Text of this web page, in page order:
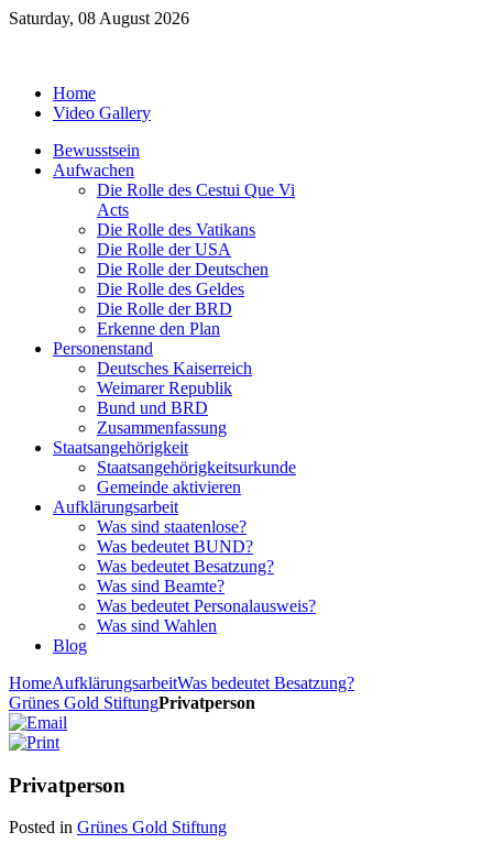
Saturday, 08 August 2026
Home
Video Gallery
Bewusstsein
Aufwachen
Die Rolle des Cestui Que Vi
Acts
Die Rolle des Vatikans
Die Rolle der USA
Die Rolle der Deutschen
Die Rolle des Geldes
Die Rolle der BRD
Erkenne den Plan
Personenstand
Deutsches Kaiserreich
Weimarer Republik
Bund und BRD
Zusammenfassung
Staatsangehörigkeit
Staatsangehörigkeitsurkunde
Gemeinde aktivieren
Aufklärungsarbeit
Was sind staatenlose?
Was bedeutet BUND?
Was bedeutet Besatzung?
Was sind Beamte?
Was bedeutet Personalausweis?
Was sind Wahlen
Blog
HomeAufklärungsarbeitWas bedeutet Besatzung?
Grünes Gold StiftungPrivatperson
Privatperson
Posted in Grünes Gold Stiftung